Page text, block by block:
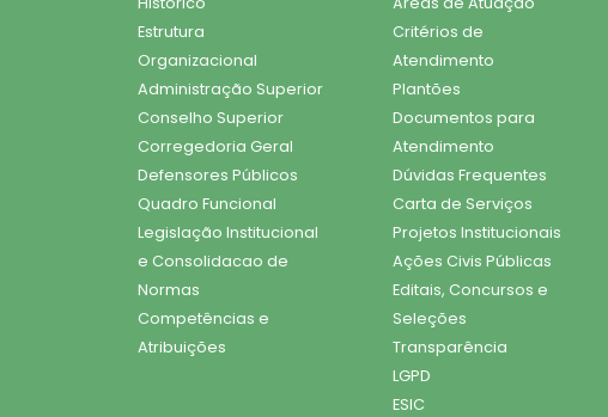
Estrutura
Organizacional
Administração Superior
Conselho Superior
Corregedoria Geral
Defensores Públicos
Quadro Funcional
Legislação Institucional
e Consolidacao de
Normas
Competências e
Atribuições
Critérios de
Atendimento
Plantões
Documentos para
Atendimento
Dúvidas Frequentes
Carta de Serviços
Projetos Institucionais
Ações Civis Públicas
Editais, Concursos e
Seleções
Transparência
LGPD
ESIC